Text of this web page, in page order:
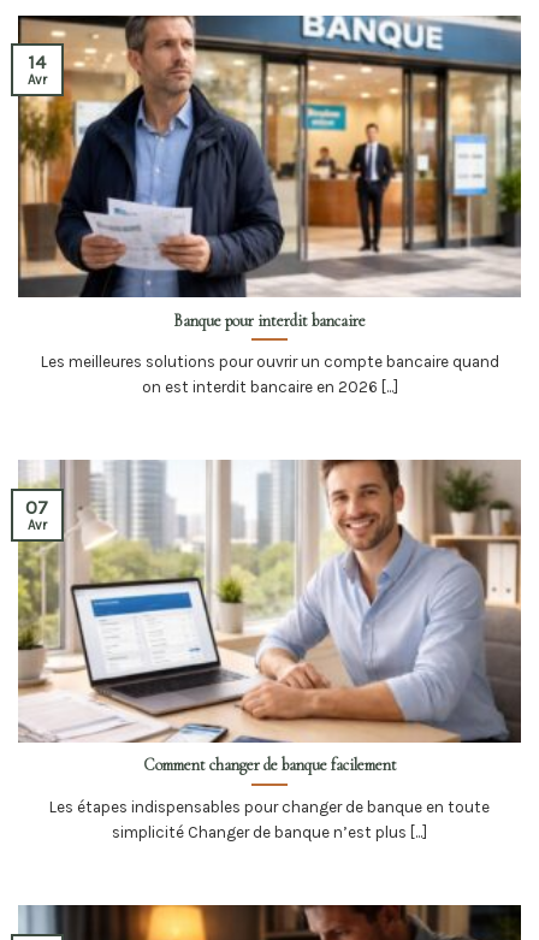
Banque pour interdit bancaire
Les meilleures solutions pour ouvrir un compte bancaire quand
on est interdit bancaire en 2026 [...]
14
Avr
Comment changer de banque facilement
Les étapes indispensables pour changer de banque en toute
simplicité Changer de banque n’est plus [...]
07
Avr